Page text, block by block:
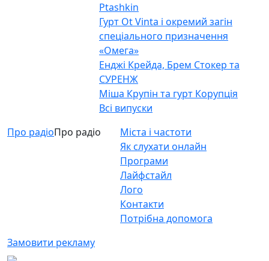
Ptashkin
Гурт Ot Vinta і окремий загін
спеціального призначення
«Омега»
Енджі Крейда, Брем Стокер та
СУРЕНЖ
Міша Крупін та гурт Корупція
Всі випуски
Про радіоПро радіо
Міста і частоти
Як слухати онлайн
Програми
Лайфстайл
Лого
Контакти
Потрібна допомога
Замовити рекламу